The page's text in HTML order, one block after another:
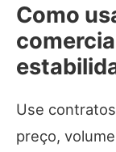
Como
Use
preço,